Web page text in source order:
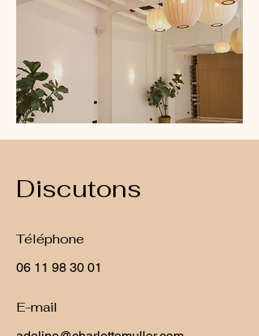
Discutons
Téléphone
06 11 98 30 01
E-mail